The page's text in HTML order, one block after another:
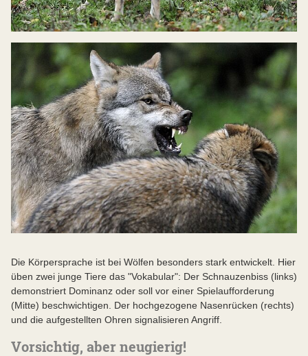
Die Körpersprache ist bei Wölfen besonders stark entwickelt. Hier
üben zwei junge Tiere das "Vokabular": Der Schnauzenbiss (links)
demonstriert Dominanz oder soll vor einer Spielaufforderung
(Mitte) beschwichtigen. Der hochgezogene Nasenrücken (rechts)
und die aufgestellten Ohren signalisieren Angriff.
Vorsichtig, aber neugierig!